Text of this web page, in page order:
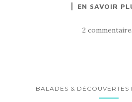
EN SAVOIR
2
BALADES & DÉCOUVERTES